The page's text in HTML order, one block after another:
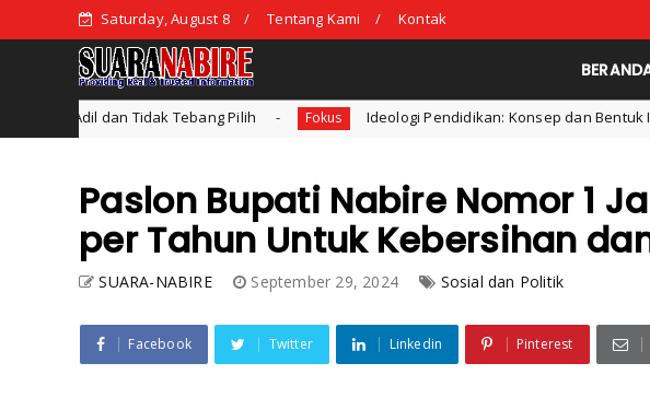
Saturday, August 8 Tentang Kami Kontak
Fokus Ideologi Pendidikan: Konsep dan Bentuk Ideologi dalam Pendidikan
Paslon Bupati Nabire Nomor 1
per Tahun Untuk Kebersihan
SUARA-NABIRE September 29, 2024 Sosial dan Politik
Facebook Twitter Linkedin Pinterest